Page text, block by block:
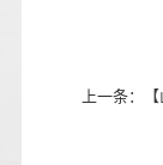
上一条：